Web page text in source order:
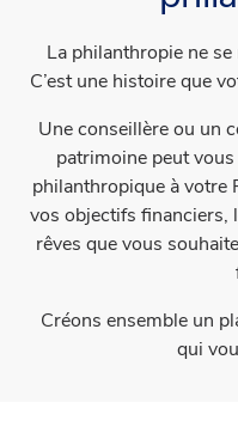
La philanthropie ne
C’est une histoire que
Une conseillère ou un
patrimoine peut
philanthropique à votre
vos objectifs financiers,
rêves que vous
Créons ensemble un
qui